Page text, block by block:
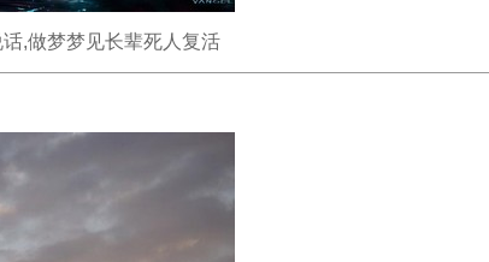
,做梦梦见长辈死人复活